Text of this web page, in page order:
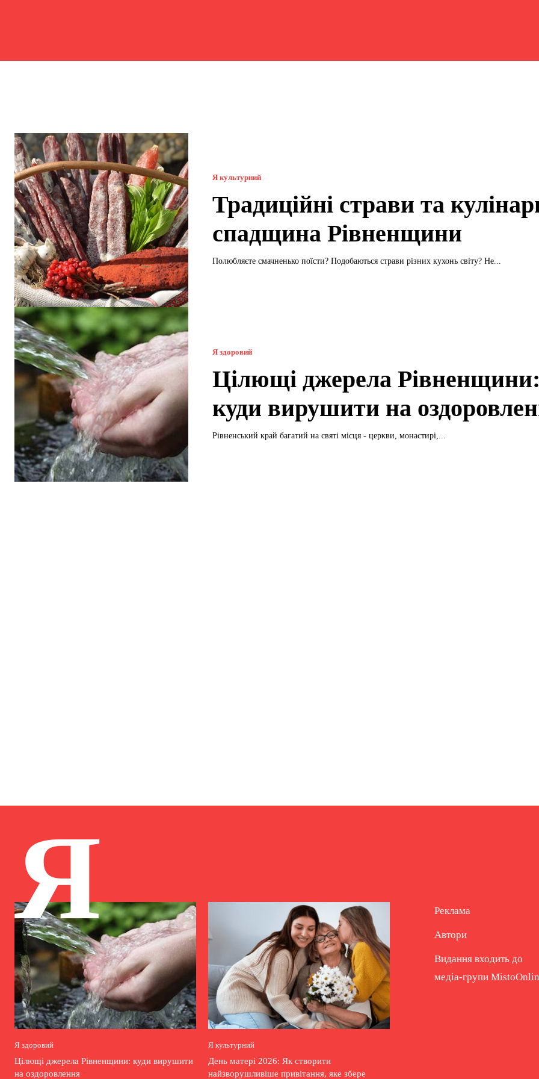
Я культурний
Традиційні страви та
спадщина Рівненщини
Полюбляєте смачненько поїсти? Подобаються страви різних кухонь світу? Не...
Я здоровий
Цілющі джерела
куди вирушити на
Рівненський край багатий на святі місця - церкви, монастирі,...
Я
Я здоровий
Цілющі джерела Рівненщини: куди вирушити
на оздоровлення
Я культурний
День матері 2026: Як створити
найзворушливіше привітання, яке збере
Реклама
Автори
Видання входить до
медіа-групи